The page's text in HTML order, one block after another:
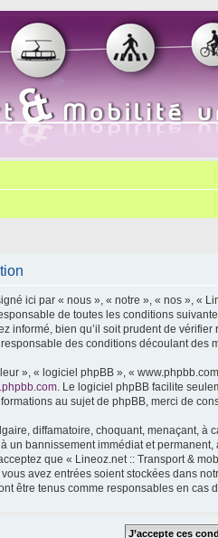
ici par « nous », « notre », « nos », «
de toutes les conditions
informé, bien qu’il soit prudent de
des conditions découlant des
», « logiciel phpBB », «
. Le logiciel phpBB facilite
au sujet de phpBB, merci de
diffamatoire, choquant, menaçant,
bannissement immédiat et
que « Lineoz.net :: Transport &
avez entrées soient stockées dans
être tenus comme responsables en cas